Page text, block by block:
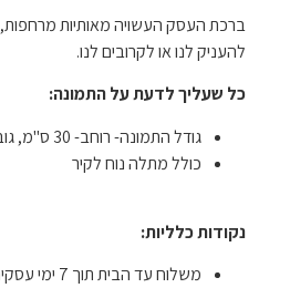
ברכת העסק העשויה מאותיות
להעניק לנו או לקרובים לנו.
כל שעליך לדעת על התמונה:
גודל התמונה- רוחב- 30 ס"מ, גובה- 45 ס"מ.
כולל מתלה נוח לקיר
נקודות כלליות:
משלוח עד הבית תוך 7 ימי עסקים ב- 19 ש"ח.